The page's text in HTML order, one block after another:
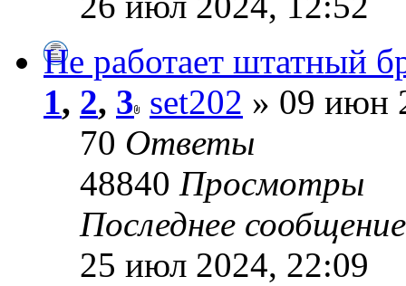
Не работает штатный
1, 2, 3 set202 » 09 июн
70 Ответы
48840 Просмотры
Последнее
25 июл 2024, 22:09